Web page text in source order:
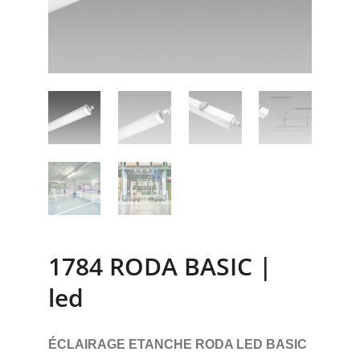
1784 RODA BASIC |
led
ÉCLAIRAGE ETANCHE RODA LED BASIC